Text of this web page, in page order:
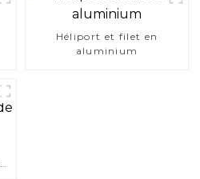
Héliport et filet en
aluminium